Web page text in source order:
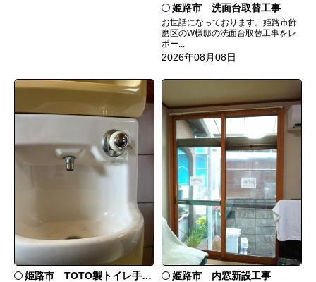
姫路市 洗面台取替工事
お世話になっております。姫路市飾
磨区のW様邸の洗面台取替工事をレ
ポー...
2026年08月08日
姫路市 TOTO製トイレ手洗いの水漏れ修理 姫路市 内窓新設工事